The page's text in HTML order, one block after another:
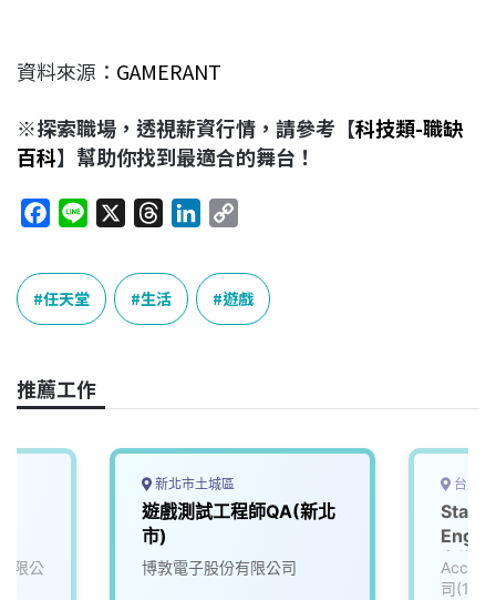
資料來源： GAMERANT
※探索職場，透視薪資行情，請參考【科技類-職缺
百科】幫助你找到最適合的舞台！
c
e
b
o
k
n
e
r
e
a
n
e
n
p
y
L
k
任天堂 生活 遊戲
推薦工作
限公
新北市土城區
遊戲測試工程師QA(新北
市)
博敦電子股份有限公司
台北
Staff
名遊
司